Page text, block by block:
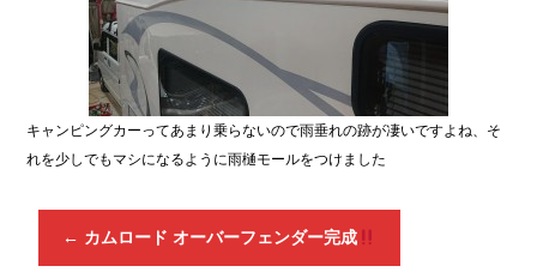
キャンピングカーってあまり乗らないので雨垂れの跡が凄いですよね、そ
れを少しでもマシになるように雨樋モールをつけました
← カムロード オーバーフェンダー完成